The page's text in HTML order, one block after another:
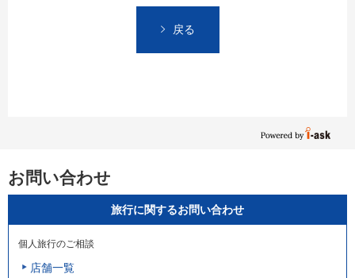
戻る
お問い合わせ
旅行に関するお問い合わせ
個人旅行のご相談
店舗一覧